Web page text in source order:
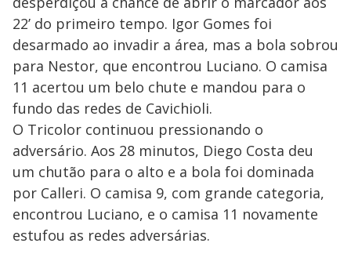
22’ do primeiro tempo. Igor Gomes foi
desarmado ao invadir a área, mas a bola sobrou
para Nestor, que encontrou Luciano. O camisa
11 acertou um belo chute e mandou para o
fundo das redes de Cavichioli.
O Tricolor continuou pressionando o
adversário. Aos 28 minutos, Diego Costa deu
um chutão para o alto e a bola foi dominada
por Calleri. O camisa 9, com grande categoria,
encontrou Luciano, e o camisa 11 novamente
estufou as redes adversárias.